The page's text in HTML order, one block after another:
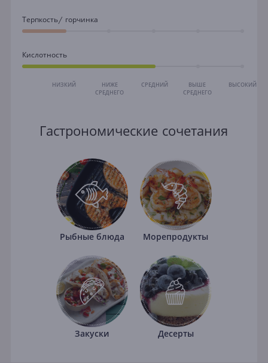
Терпкость/ горчинка
Кислотность
НИЗКИЙ
НИЖЕ
СРЕДНЕГО
СРЕДНИЙ
ВЫШЕ
СРЕДНЕГО
ВЫСОКИЙ
Гастрономические сочетания
Рыбные блюда Морепродукты
Закуски Десерты